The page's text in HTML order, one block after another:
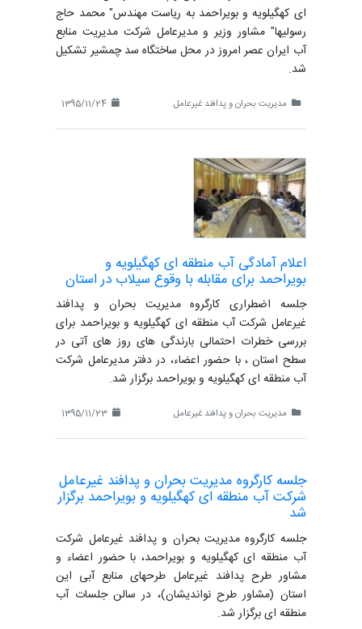
ای کهگیلویه و بویراحمد به ریاست مهندس" محمد حاج
رسولیها" مشاور وزیر و مدیرعامل شرکت مدیریت منابع
آب ایران عصر امروز در محل ساختگاه سد چمشیر تشکیل
شد.
مدیریت بحران و پدافند غیرعامل
اعلام آمادگی آب منطقه ای کهگیلویه و
بویراحمد برای مقابله با وقوع سیلاب در استان
جلسه اضطراری کارگروه مدیریت بحران و پدافند
غیرعامل شرکت آب منطقه ای کهگیلویه و بویراحمد برای
بررسی خطرات احتمالی بارندگی های روز های آتی در
سطح استان ، با حضور اعضاء، در دفتر مدیرعامل شرکت
آب منطقه ای کهگیلویه و بویراحمد برگزار شد.
مدیریت بحران و پدافند غیرعامل
جلسه کارگروه مدیریت بحران و پدافند غیرعامل
شرکت آب منطقه ای کهگیلویه و بویراحمد برگزار
شد
جلسه کارگروه مدیریت بحران و پدافند غیرعامل شرکت
آب منطقه ای کهگیلویه و بویراحمد، با حضور اعضاء و
مشاور طرح پدافند غیرعامل طرحهای منابع آبی این
استان (مشاور طرح نواندیشان)، در سالن جلسات آب
منطقه ای برگزار شد.